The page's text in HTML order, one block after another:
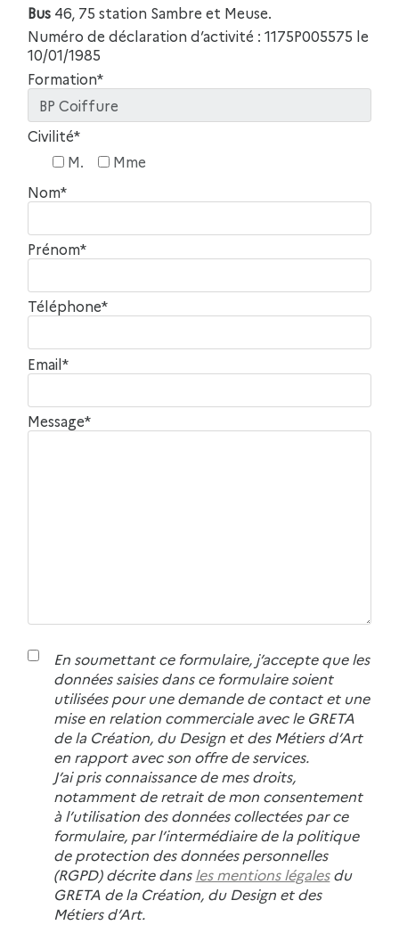
Bus 46, 75 station Sambre et Meuse.
Numéro de déclaration d’activité : 1175P005575 le
10/01/1985
Formation*
Civilité*
M.
Mme
Nom*
Prénom*
Téléphone*
Email*
Message*
En soumettant ce formulaire, j’accepte que les
données saisies dans ce formulaire soient
utilisées pour une demande de contact et une
mise en relation commerciale avec le GRETA
de la Création, du Design et des Métiers d’Art
en rapport avec son offre de services.
J’ai pris connaissance de mes droits,
notamment de retrait de mon consentement
à l’utilisation des données collectées par ce
formulaire, par l’intermédiaire de la politique
de protection des données personnelles
(RGPD) décrite dansles mentions légalesdu
GRETA de la Création, du Design et des
Métiers d’Art.